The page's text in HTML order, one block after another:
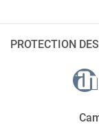
PROTECTION